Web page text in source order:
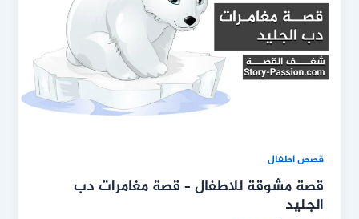
قصص اطفال
قصة مشوقة للاطفال – قصة مغامرات دب
الجليد